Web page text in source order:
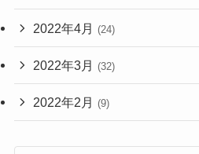
2022年4月 (24)
2022年3月 (32)
2022年2月 (9)